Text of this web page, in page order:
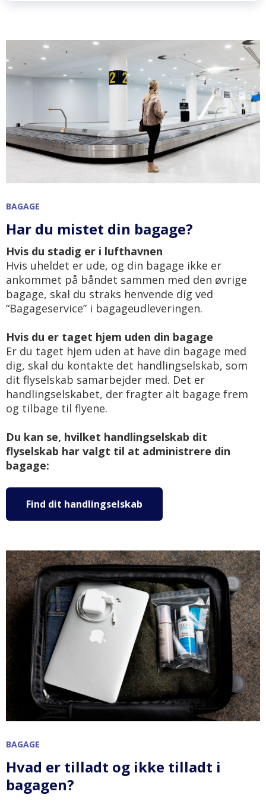
BAGAGE
Har du mistet din bagage?
Hvis du stadig er i lufthavnen
Hvis uheldet er ude, og din bagage ikke er
ankommet på båndet sammen med den øvrige
bagage, skal du straks henvende dig ved
“Bagageservice” i bagageudleveringen.
Hvis du er taget hjem uden din bagage
Er du taget hjem uden at have din bagage med
dig, skal du kontakte det handlingselskab, som
dit flyselskab samarbejder med. Det er
handlingselskabet, der fragter alt bagage frem
og tilbage til flyene.
Du kan se, hvilket handlingselskab dit
flyselskab har valgt til at administrere din
bagage:
Find dit handlingselskab
BAGAGE
Hvad er tilladt og ikke tilladt i
bagagen?